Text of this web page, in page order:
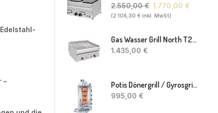
–
2.550,00€ 1.770,00 €
(2.106,30 € inkl. MwSt)
Gas Wasser Grill North T20 77 X 63 X 43 Cm
1.435,00 €
Potis Dönergrill / Gyrosgrill GD4 S - Achteckige Fettwanne-Ohne Schaufel
995,00 €